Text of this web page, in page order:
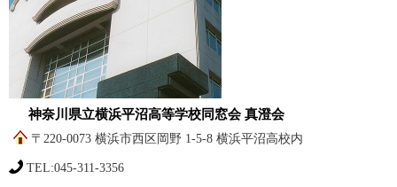
神奈川県立横浜平沼高等学校同窓会 真澄会
〒220-0073 横浜市西区岡野 1-5-8 横浜平沼高校内
TEL:045-311-3356